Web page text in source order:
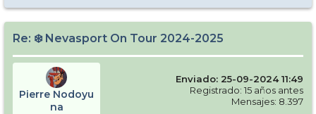
Re: ❄️ Nevasport On Tour 2024-2025
Pierre Nodoyu
na
Enviado: 25-09-2024 11:49
Registrado: 15 años antes
Mensajes: 8.397